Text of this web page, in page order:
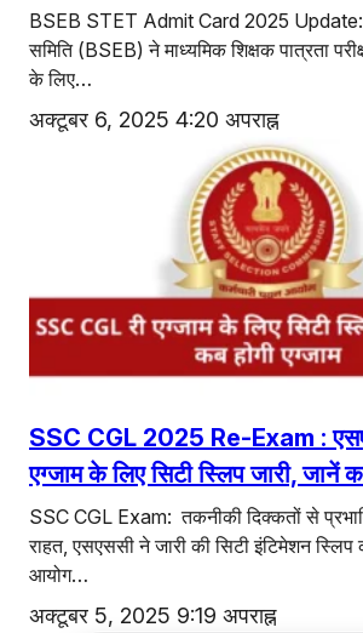
BSEB STET Admit Card 2025 Update:
समिति (BSEB) ने माध्यमिक शिक्षक पात्रता
के लिए…
अक्टूबर 6, 2025 4:20 अपराह्न
SSC CGL 2025 Re-Exam :
एग्जाम के लिए सिटी स्लिप जारी, जानें
SSC CGL Exam: तकनीकी दिक्कतों से
राहत, एसएससी ने जारी की सिटी इंटिमेशन स्लिप
आयोग…
अक्टूबर 5, 2025 9:19 अपराह्न